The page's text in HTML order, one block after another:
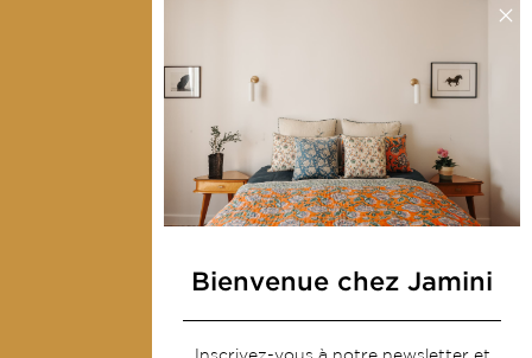
Collections
Déco & Linge de maison
Linge de table
Sacs & pochettes
Services
Bienvenue chez Jamini